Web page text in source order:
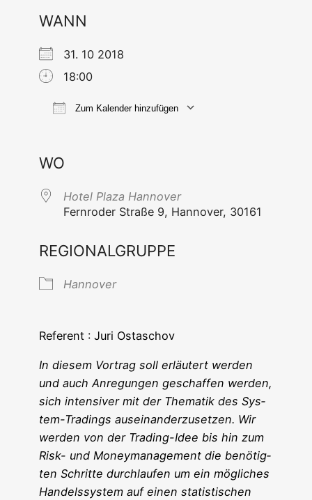
WANN
31. 10 2018
18:00
Zum Kalender hinzufügen
WO
Hotel Pla­za Hannover
Fern­ro­der Stra­ße 9, Han­no­ver, 30161
REGIONALGRUPPE
Han­no­ver
Refe­rent : Juri Ostaschov
In die­sem Vor­trag soll erläu­tert wer­den
und auch Anre­gun­gen geschaf­fen wer­den,
sich inten­si­ver mit der The­ma­tik des Sys­
tem-Tra­dings aus­ein­an­der­zu­set­zen. Wir
wer­den von der Tra­ding-Idee bis hin zum
Risk- und Money­ma­nage­ment die benö­tig­
ten Schrit­te durch­lau­fen um ein mög­li­ches
Han­dels­sys­tem auf einen sta­tis­ti­schen